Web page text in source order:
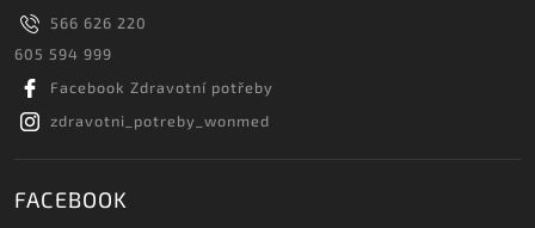
566 626 220
605 594 999
Facebook Zdravotní potřeby
zdravotni_potreby_wonmed
FACEBOOK